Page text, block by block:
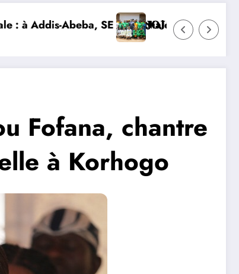
la construction de la nouvelle chancellerie
𝐒’𝐈𝐌𝐏𝐑È𝐆𝐍𝐄𝐍𝐓 𝐃𝐄𝐒 𝐕𝐀𝐋𝐄𝐔𝐑𝐒 𝐃𝐄
DIPLOMATIE NUMÉRIQUE : LA CÔTE
Fofana, chantre
à Korhogo